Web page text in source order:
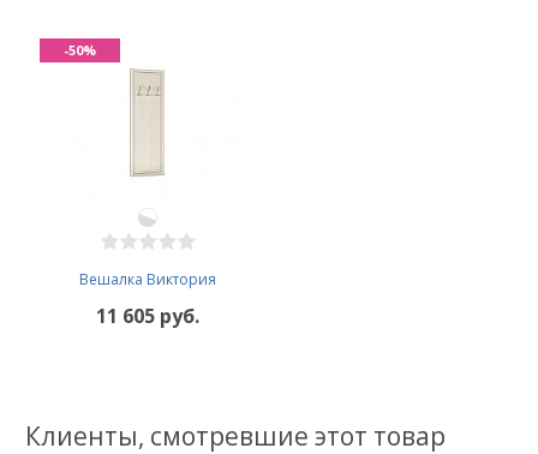
Вешалка Виктория
11 605 руб.
-50%
Клиенты, смотревшие этот товар